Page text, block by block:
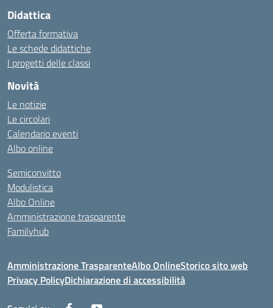
Didattica
Offerta formativa
Le schede didattiche
I progetti delle classi
Novità
Le notizie
Le circolari
Calendario eventi
Albo online
Semiconvitto
Modulistica
Albo Online
Amministrazione trasparente
Familyhub
Amministrazione TrasparenteAlbo OnlineStorico sito web
Privacy PolicyDichiarazione di accessibilità